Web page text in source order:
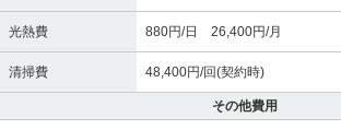
光熱費 880円/日 26,400円/月
清掃費 48,400円/回(契約時)
その他費用